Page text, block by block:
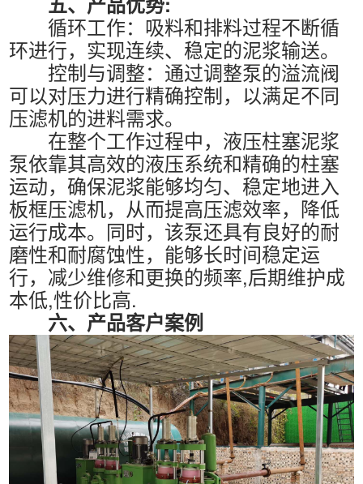
循环工作：吸料和排料过程不断循
环进行，实现连续、稳定的泥浆输送。
控制与调整：通过调整泵的溢流阀
可以对压力进行精确控制，以满足不同
压滤机的进料需求。
在整个工作过程中，液压柱塞泥浆
泵依靠其高效的液压系统和精确的柱塞
运动，确保泥浆能够均匀、稳定地进入
板框压滤机，从而提高压滤效率，降低
运行成本。同时，该泵还具有良好的耐
磨性和耐腐蚀性，能够长时间稳定运
行，减少维修和更换的频率,后期维护成
本低,性价比高.
六、产品客户案例